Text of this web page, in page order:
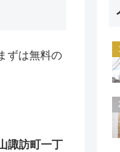
ずは無料の
諏訪町一丁